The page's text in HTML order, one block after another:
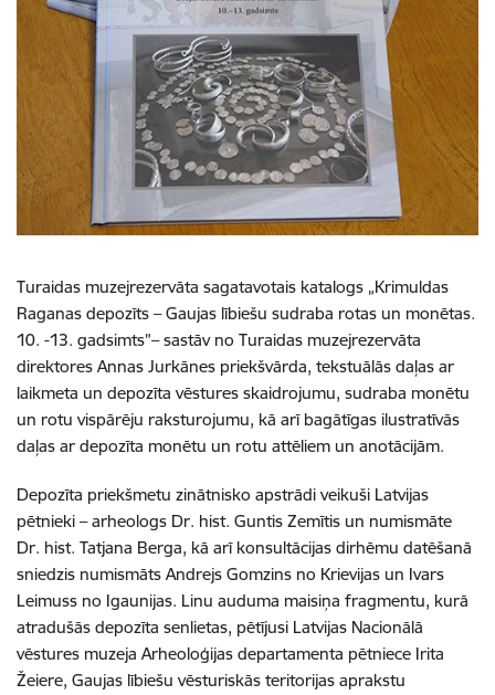
Turaidas muzejrezervāta sagatavotais katalogs „Krimuldas
Raganas depozīts – Gaujas lībiešu sudraba rotas un monētas.
10. -13. gadsimts”– sastāv no Turaidas muzejrezervāta
direktores Annas Jurkānes priekšvārda, tekstuālās daļas ar
laikmeta un depozīta vēstures skaidrojumu, sudraba monētu
un rotu vispārēju raksturojumu, kā arī bagātīgas ilustratīvās
daļas ar depozīta monētu un rotu attēliem un anotācijām.
Depozīta priekšmetu zinātnisko apstrādi veikuši Latvijas
pētnieki – arheologs Dr. hist. Guntis Zemītis un numismāte
Dr. hist. Tatjana Berga, kā arī konsultācijas dirhēmu datēšanā
sniedzis numismāts Andrejs Gomzins no Krievijas un Ivars
Leimuss no Igaunijas. Linu auduma maisiņa fragmentu, kurā
atradušās depozīta senlietas, pētījusi Latvijas Nacionālā
vēstures muzeja Arheoloģijas departamenta pētniece Irita
Žeiere, Gaujas lībiešu vēsturiskās teritorijas aprakstu